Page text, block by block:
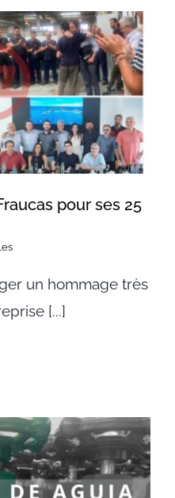
Fraucas
chez Mecesa
pour ses 25
un hommage très
[...]
: la clé de